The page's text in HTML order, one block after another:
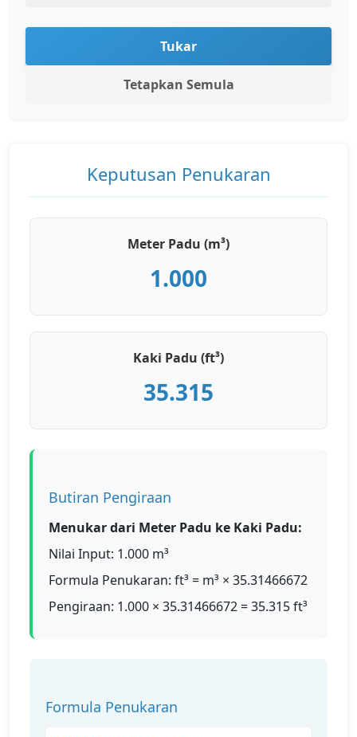
Tukar
Tetapkan Semula
Keputusan Penukaran
Meter Padu (m³)
1.000
Kaki Padu (ft³)
35.315
Butiran Pengiraan
Menukar dari Meter Padu ke Kaki Padu:
Nilai Input: 1.000 m³
Formula Penukaran: ft³ = m³ × 35.31466672
Pengiraan: 1.000 × 35.31466672 = 35.315 ft³
Formula Penukaran